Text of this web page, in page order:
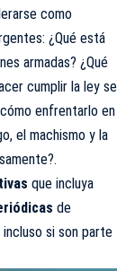
como
¿Qué está
armadas? ¿Qué
cumplir la ley se
enfrentarlo en
el machismo y la
que incluya
de
si son parte